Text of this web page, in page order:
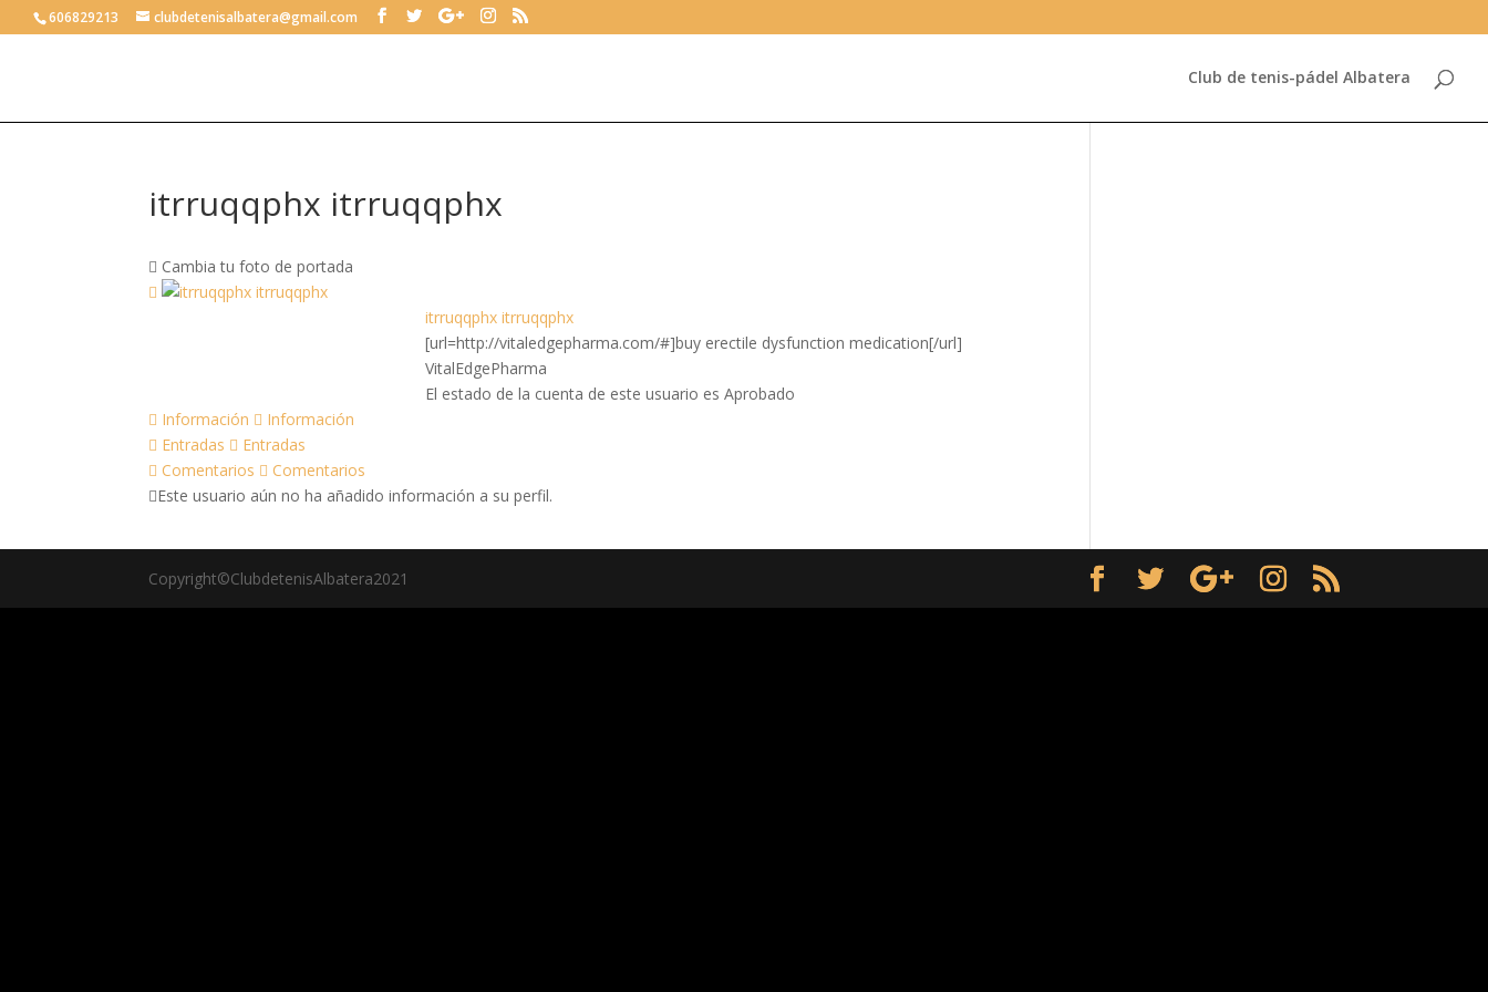
606829213 clubdetenisalbatera@gmail.com
Club de tenis-pádel Albatera
itrruqqphx itrruqqphx
Cambia tu foto de portada
itrruqqphx itrruqqphx
[url=http://vitaledgepharma.com/#]buy erectile dysfunction medication[/url]
VitalEdgePharma
El estado de la cuenta de este usuario es Aprobado
Información
Información
Entradas
Entradas
Comentarios
Comentarios
Este usuario aún no ha añadido información a su perfil.
Copyright©ClubdetenisAlbatera2021